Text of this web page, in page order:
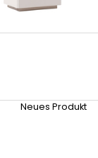
Neues Produkt